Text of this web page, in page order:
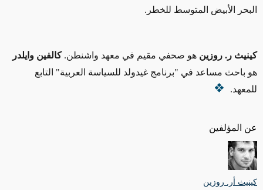
عن المؤلفين
كينيث أر. روزين
البحر الأبيض المتوسط للخطر .
كينيث ر. روزين هو صحفي مقيم في معهد واشنطن.كالفين وايلدر
هو باحث مساعد في "برنامج غيدولد للسياسة العربية" التابع
للمعهد.